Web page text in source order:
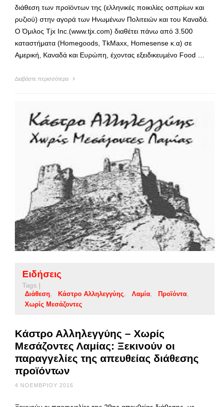
διάθεση των προϊόντων της (ελληνικές ποικιλίες οσπρίων και
ρυζιού) στην αγορά των Ηνωμένων Πολιτειών και του Καναδά.
Ο Όμιλος Tjx Inc.(www.tjx.com) διαθέτει πάνω από 3.500
καταστήματα (Homegoods, TkMaxx, Homesense κ.α) σε
Αμερική, Καναδά και Ευρώπη, έχοντας εξειδικευμένο Food …
Διαβάστε περισσότερα
Ειδήσεις
Tags |
Διάθεση
Κάστρο Αλληλεγγύης Λαμία
Προϊόντα
Χωρίς Μεσάζοντες
Κάστρο Αλληλεγγύης – Χωρίς
Μεσάζοντες Λαμίας: Ξεκινούν οι
παραγγελίες της απευθείας διάθεσης
προϊόντων
4 ΝΟΕΜΒΡΊΟΥ 2016